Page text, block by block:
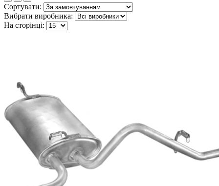
Сортувати:
Вибрати виробника:
На сторінці: